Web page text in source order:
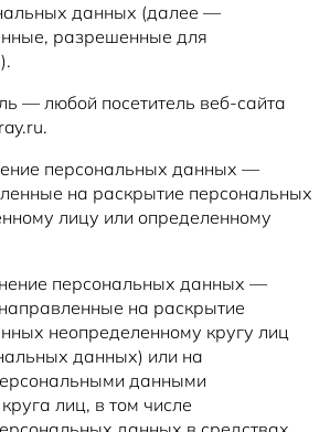
данных (далее —
разрешенные для
— любой посетитель веб-сайта
персональных данных —
на раскрытие персональных
лицу или определенному
персональных данных —
на раскрытие
неопределенному кругу лиц
данных) или на
данными
лиц, в том числе